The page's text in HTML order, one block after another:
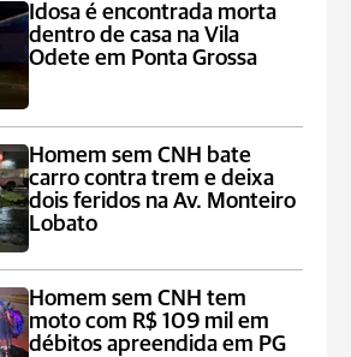
Idosa é encontrada morta
dentro de casa na Vila
Odete em Ponta Grossa
Homem sem CNH bate
carro contra trem e deixa
dois feridos na Av. Monteiro
Lobato
Homem sem CNH tem
moto com R$ 109 mil em
débitos apreendida em PG